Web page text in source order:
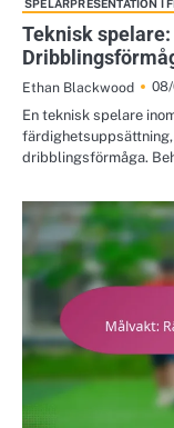
SPELARPRESENTATION I
Teknisk
Ethan Blackwood
08/
En teknisk spelare
dribblingsförmåga.